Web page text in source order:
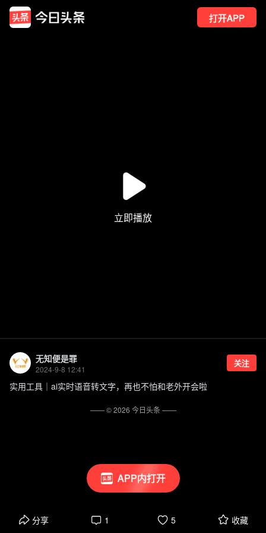
打开APP
APP内打开
无知便是罪
2024-9-8 12:41
关注
实用工具｜ai实时语音转文字，再也不怕和老外开会啦
分享 1 5 收藏
—— ©2026 今日头条——